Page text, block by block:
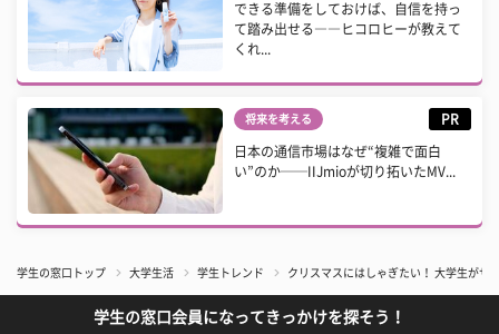
できる準備をしておけば、自信を持っ
て踏み出せる――ヒコロヒーが教えて
くれ...
将来を考える PR
日本の通信市場はなぜ“複雑で面白
い”のか──IIJmioが切り拓いたMV...
学生の窓口トップ 大学生活 学生トレンド クリスマスにはしゃぎたい！ 大学生がサ
学生の窓口会員になってきっかけを探そう！